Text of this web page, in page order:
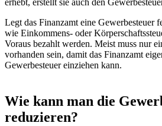
erhebt, erstellt sie auch den
Legt das Finanzamt eine Gewerbesteuer
wie Einkommens- oder
Voraus bezahlt werden. Meist muss nur
vorhanden sein, damit das Finanzamt
Gewerbesteuer einziehen kann.
Wie kann man die
reduzieren?